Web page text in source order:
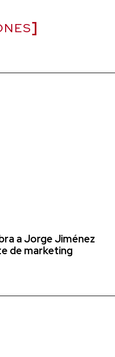
a Jorge Jiménez
de marketing